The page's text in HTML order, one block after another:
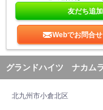
友だち追
Webでお問合せ
グランドハイツ ナカム
北九州市小倉北区